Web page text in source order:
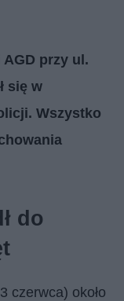
AGD przy ul.
się w
Wszystko
do
czerwca) około